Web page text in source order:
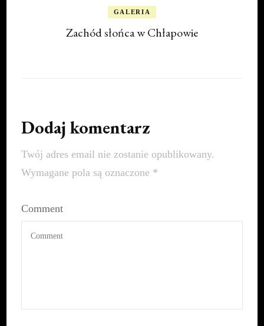
GALERIA
Zachód słońca w Chłapowie
Dodaj komentarz
Twój adres email nie zostanie opublikowany.
Wymagane pola są oznaczone *
Comment